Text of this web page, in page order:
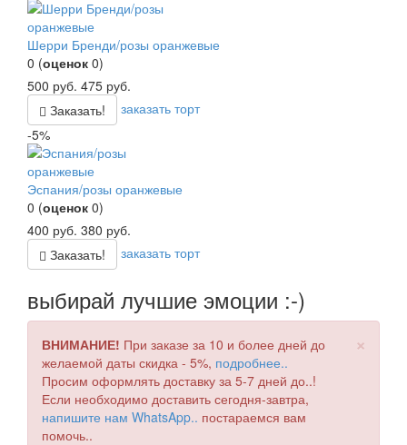
Шерри Бренди/розы оранжевые
0 (оценок 0)
500 руб. 475 руб.
Заказать!
заказать торт
-5%
Эспания/розы оранжевые
0 (оценок 0)
400 руб. 380 руб.
Заказать!
заказать торт
выбирай лучшие эмоции :-)
×
ВНИМАНИЕ! При заказе за 10 и более дней до
желаемой даты скидка - 5%, подробнее..
Просим оформлять доставку за 5-7 дней до..!
Если необходимо доставить сегодня-завтра,
напишите нам WhatsApp.. постараемся вам
помочь..